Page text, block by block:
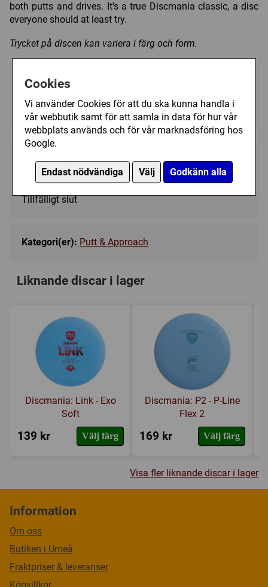
Cookies
Vi använder Cookies för att du ska kunna handla i
vår webbutik samt för att samla in data för hur vår
webbplats används och för vår marknadsföring hos
Google.
Endast nödvändiga Välj Godkänn alla
both putts and drives. It's a true Discmania classic, a disc
everyone should at least try.
Trycket på discen kan variera i färg och form.
Välj färg:
Pink - Ej i lager ▼
139 kr Bevaka
Tillfälligt slut
Kategori(er): Putt & Approach
Liknande discar i lager
Discmania: Link - Exo
Soft
139 kr Välj färg
Discmania: P2 - P-Line
Flex 2
169 kr Välj färg
Visa fler liknande discar i lager
Information
Om oss
Butiken i Umeå
Fraktpriser & leveranser